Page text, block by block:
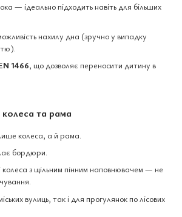
— ідеально підходить навіть для більших
нахилу дна (зручно у випадку
1466, що дозволяє переносити дитину в
та рама
колеса, а й рама.
бордюри.
колеса з щільним пінним наповнювачем — не
вулиць, так і для прогулянок по лісових